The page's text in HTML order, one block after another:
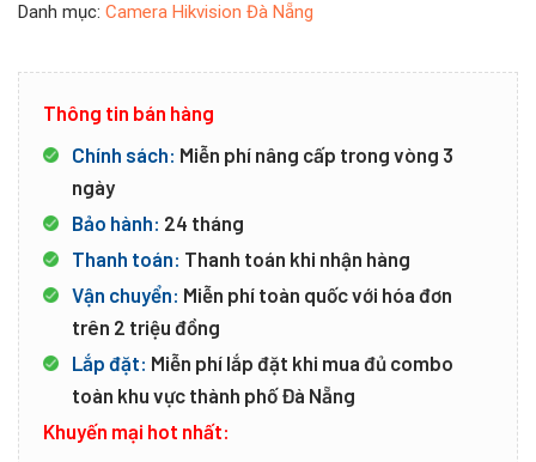
Danh mục: Camera Hikvision Đà Nẵng
Thông tin bán hàng
Chính sách: Miễn phí nâng cấp trong vòng 3
ngày
Bảo hành: 24 tháng
Thanh toán: Thanh toán khi nhận hàng
Vận chuyển: Miễn phí toàn quốc với hóa đơn
trên 2 triệu đồng
Lắp đặt: Miễn phí lắp đặt khi mua đủ combo
toàn khu vực thành phố Đà Nẵng
Khuyến mại hot nhất: